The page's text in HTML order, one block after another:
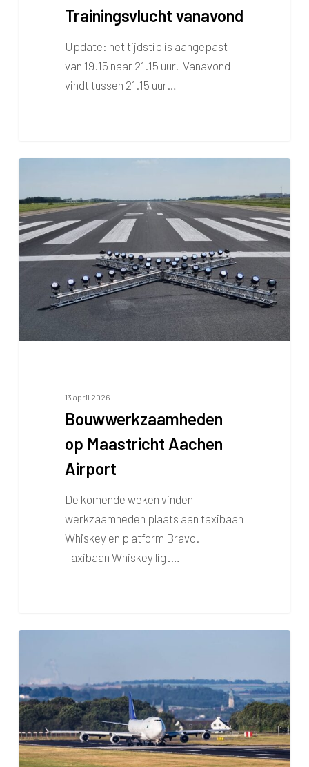
Trainingsvlucht vanavond
Update: het tijdstip is aangepast
van 19.15 naar 21.15 uur. Vanavond
vindt tussen 21.15 uur…
Maastricht
Aachen
Airport
13 april 2026
Bouwwerkzaamheden
op Maastricht Aachen
Airport
De komende weken vinden
werkzaamheden plaats aan taxibaan
Whiskey en platform Bravo.
Taxibaan Whiskey ligt…
uur